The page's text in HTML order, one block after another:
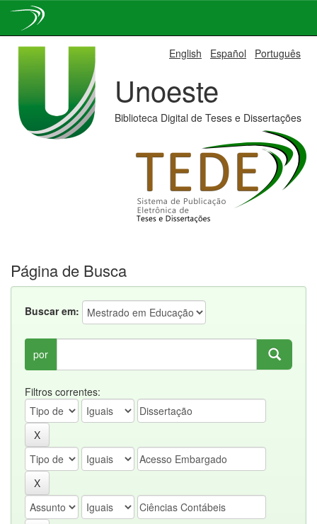
English Español Português
Unoeste
Biblioteca Digital de Teses e Dissertações
Página de Busca
Buscar em:
por
Filtros correntes: